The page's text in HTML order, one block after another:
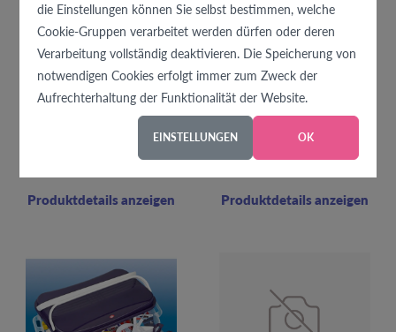
die Einstellungen können Sie selbst bestimmen, welche
Cookie-Gruppen verarbeitet werden dürfen oder deren
Verarbeitung vollständig deaktivieren. Die Speicherung von
notwendigen Cookies erfolgt immer zum Zweck der
Aufrechterhaltung der Funktionalität der Website.
EINSTELLUNGEN OK
Produktdetails anzeigen Produktdetails anzeigen